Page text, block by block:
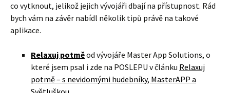
co vytknout, jelikož jejich vývojáři dbají na přístupnost. Rád
bych vám na závěr nabídl několik tipů právě na takové
aplikace.
Relaxuj potměod vývojáře Master App Solutions, o
které jsem psal i zde na POSLEPU v článku Relaxuj
potmě – s nevidomými hudebníky, MasterAPP a